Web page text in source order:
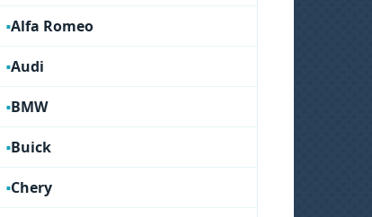
Alfa Romeo
Audi
BMW
Buick
Chery